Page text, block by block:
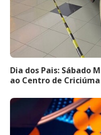
Dia dos Pais: Sábado
ao Centro de Criciúma